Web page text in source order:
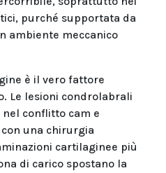
purché supportata da
ambiente meccanico
è il vero fattore
Le lesioni condrolabrali
conflitto cam e
una chirurgia
cartilaginee più
di carico spostano la